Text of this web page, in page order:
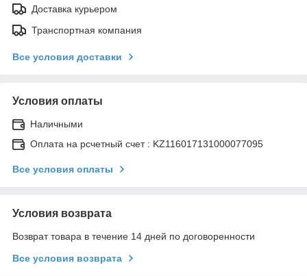
Доставка курьером
Транспортная компания
Все условия доставки
Условия оплаты
Наличными
Оплата на рсчетный счет : KZ116017131000077095
Все условия оплаты
Условия возврата
Возврат товара в течение 14 дней по договоренности
Все условия возврата